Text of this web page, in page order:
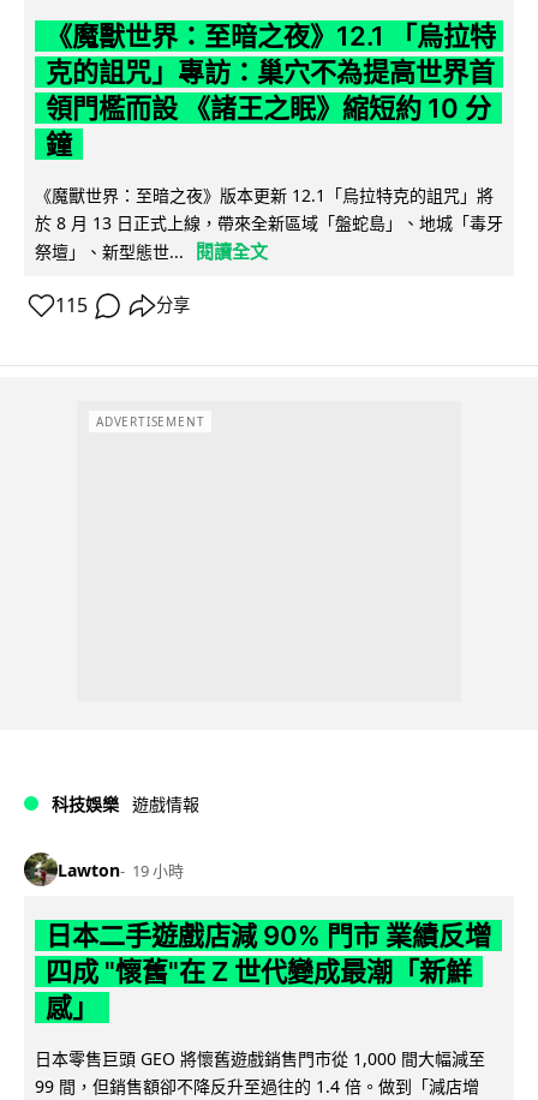
《魔獸世界：至暗之夜》12.1 「烏拉特
克的詛咒」專訪：巢穴不為提高世界首
領門檻而設 《諸王之眠》縮短約 10 分
鐘
《魔獸世界：至暗之夜》版本更新 12.1「烏拉特克的詛咒」將
於 8 月 13 日正式上線，帶來全新區域「盤蛇島」、地城「毒牙
祭壇」、新型態世...
閱讀全文
115 分享
ADVERTISEMENT
科技娛樂 遊戲情報
Lawton 19 小時
日本二手遊戲店減 90% 門市 業績反增
四成 "懷舊"在 Z 世代變成最潮「新鮮
感」
日本零售巨頭 GEO 將懷舊遊戲銷售門市從 1,000 間大幅減至
99 間，但銷售額卻不降反升至過往的 1.4 倍。做到「減店增